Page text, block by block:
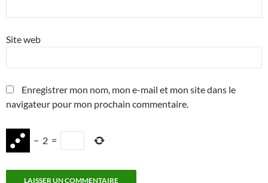
Site web
Enregistrer mon nom, mon e-mail et mon site dans le
navigateur pour mon prochain commentaire.
− 2 =